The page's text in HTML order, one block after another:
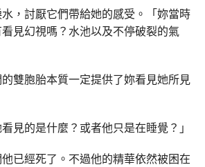
，討厭它們帶給她的感受。「妳當時
見幻視嗎？水池以及不停破裂的氣
的雙胞胎本質一定提供了妳看見她所見
見的是什麼？或者他只是在睡覺？」
他已經死了。不過他的精華依然被困在